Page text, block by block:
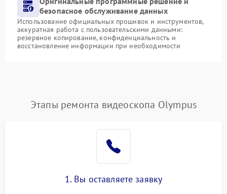
безопасное обслуживание данных
Использование официальных прошивок и инструментов,
аккуратная работа с пользовательскими данными:
резервное копирование, конфиденциальность и
восстановление информации при необходимости
Этапы ремонта видеоскопа Olympus
1. Вы оставляете заявку